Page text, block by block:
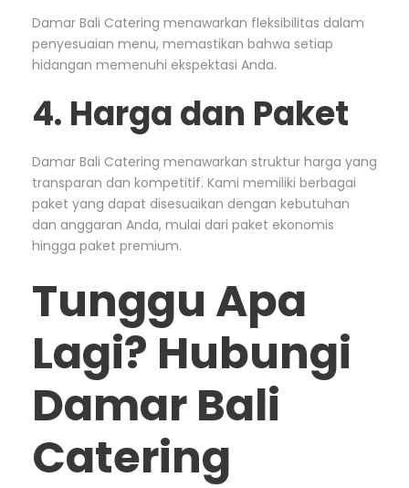
Damar Bali Catering menawarkan fleksibilitas dalam
penyesuaian menu, memastikan bahwa setiap
hidangan memenuhi ekspektasi Anda.
4. Harga dan Paket
Damar Bali Catering menawarkan struktur harga yang
transparan dan kompetitif. Kami memiliki berbagai
paket yang dapat disesuaikan dengan kebutuhan
dan anggaran Anda, mulai dari paket ekonomis
hingga paket premium.
Tunggu Apa
Lagi? Hubungi
Damar Bali
Catering